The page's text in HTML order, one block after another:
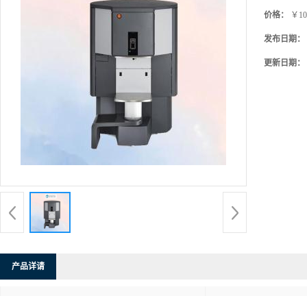
价格： ￥
发布日期：
更新日期：
产品详请